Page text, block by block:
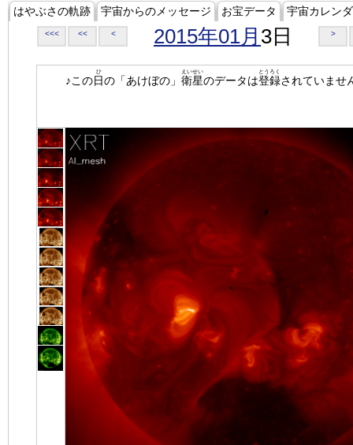
はやぶさの軌跡 宇宙からのメッセージ お宝データ 宇宙カレン
<<< << < 2015年01月 3日 >
♪この日
ひ
の「あけぼの」 衛星
えいせい
のデータは登録
とうろく
されていませ